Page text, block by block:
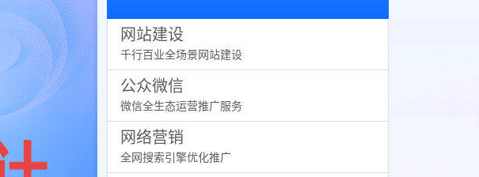
网站建设
千行百业全场景网站建设
公众微信
微信全生态运营推广服务
网络营销
全网搜索引擎优化推广